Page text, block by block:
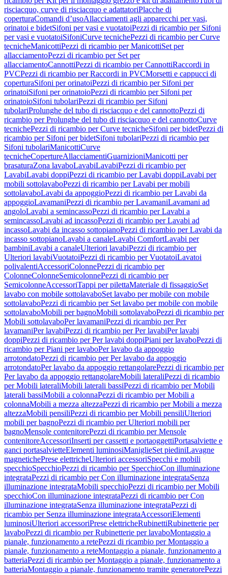
risciacquo, curve di risciacquo e adattatoriPlacche di
coperturaComandi d’usoAllacciamenti agli apparecchi per vasi,
orinatoi e bidetSifoni per vasi e vuotatoiPezzi di ricambio per Sifoni
per vasi e vuotatoiSifoniCurve tecnichePezzi di ricambio per Curve
tecnicheManicottiPezzi di ricambio per ManicottiSet per
allacciamentoPezzi di ricambio per Set per
allacciamentoCannottiPezzi di ricambio per CannottiRaccordi in
PVCPezzi di ricambio per Raccordi in PVCMorsetti e cappucci di
coperturaSifoni per orinatoiPezzi di ricambio per Sifoni per
orinatoiSifoni per orinatoioPezzi di ricambio per Sifoni per
orinatoioSifoni tubolariPezzi di ricambio per Sifoni
tubolariProlunghe del tubo di risciacquo e del cannottoPezzi di
ricambio per Prolunghe del tubo di risciacquo e del cannottoCurve
tecnichePezzi di ricambio per Curve tecnicheSifoni per bidetPezzi di
ricambio per Sifoni per bidetSifoni tubolariPezzi di ricambio per
Sifoni tubolariManicottiCurve
tecnicheCopertureAllacciamentiGuarnizioniManicotti per
brasaturaZona lavaboLavabiLavabiPezzi di ricambio per
LavabiLavabi doppiPezzi di ricambio per Lavabi doppiLavabi per
mobili sottolavaboPezzi di ricambio per Lavabi per mobili
sottolavaboLavabi da appoggioPezzi di ricambio per Lavabi da
appoggioLavamaniPezzi di ricambio per LavamaniLavamani ad
angoloLavabi a semincassoPezzi di ricambio per Lavabi a
semincassoLavabi ad incassoPezzi di ricambio per Lavabi ad
incassoLavabi da incasso sottopianoPezzi di ricambio per Lavabi da
incasso sottopianoLavabi a canaleLavabi ComfortLavabi per
bambiniLavabi a canaleUlteriori lavabiPezzi di ricambio per
Ulteriori lavabiVuotatoiPezzi di ricambio per VuotatoiLavatoi
polivalentiAccessoriColonnePezzi di ricambio per
ColonneColonneSemicolonnePezzi di ricambio per
SemicolonneAccessoriTappi per pilettaMateriale di fissaggioSet
lavabo con mobile sottolavaboSet lavabo per mobile con mobile
sottolavaboPezzi di ricambio per Set lavabo per mobile con mobile
sottolavaboMobili per bagnoMobili sottolavaboPezzi di ricambio per
Mobili sottolavaboPer lavamaniPezzi di ricambio per Per
lavamaniPer lavabiPezzi di ricambio per Per lavabiPer lavabi
doppiPezzi di ricambio per Per lavabi doppiPiani per lavaboPezzi di
ricambio per Piani per lavaboPer lavabo da appoggio
arrotondatoPezzi di ricambio per Per lavabo da appoggio
arrotondatoPer lavabo da appoggio rettangolarePezzi di ricambio per
Per lavabo da appoggio rettangolareMobili lateraliPezzi di ricambio
per Mobili lateraliMobili laterali bassiPezzi di ricambio per Mobili
laterali bassiMobili a colonnaPezzi di ricambio per Mobili a
colonnaMobili a mezza altezzaPezzi di ricambio per Mobili a mezza
altezzaMobili pensiliPezzi di ricambio per Mobili pensiliUlteriori
mobili per bagnoPezzi di ricambio per Ulteriori mobili per
bagnoMensole contenitorePezzi di ricambio per Mensole
contenitoreAccessoriInserti per cassetti e portaoggettiPortasalviette e
ganci portasalvietteElementi luminosiManiglieSet piediniLavagne
magnetichePrese elettricheUlteriori accessoriSpecchi e mobili
specchioSpecchioPezzi di ricambio per SpecchioCon illuminazione
integrataPezzi di ricambio per Con illuminazione integrataSenza
illuminazione integrataMobili specchioPezzi di ricambio per Mobili
specchioCon illuminazione integrataPezzi di ricambio per Con
illuminazione integrataSenza illuminazione integrataPezzi di
ricambio per Senza illuminazione integrataAccessoriElementi
luminosiUlteriori accessoriPrese elettricheRubinettiRubinetterie per
lavaboPezzi di ricambio per Rubinetterie per lavaboMontaggio a
pianale, funzionamento a retePezzi di ricambio per Montaggio a
pianale, funzionamento a reteMontaggio a pianale, funzionamento a
batteriaPezzi di ricambio per Montaggio a pianale, funzionamento a
batteriaMontaggio a pianale, funzionamento tramite generatorePezzi